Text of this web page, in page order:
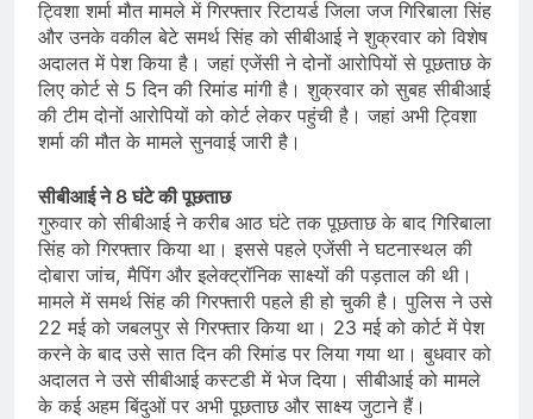
ट्विशा शर्मा मौत मामले में गिरफ्तार रिटायर्ड जिला जज गिरिबाला सिंह
और उनके वकील बेटे समर्थ सिंह को सीबीआई ने शुक्रवार को विशेष
अदालत में पेश किया है। जहां एजेंसी ने दोनों आरोपियों से पूछताछ के
लिए कोर्ट से 5 दिन की रिमांड मांगी है। शुक्रवार को सुबह सीबीआई
की टीम दोनों आरोपियों को कोर्ट लेकर पहुंची है। जहां अभी ट्विशा
शर्मा की मौत के मामले सुनवाई जारी है।
सीबीआई ने 8 घंटे की पूछताछ
गुरुवार को सीबीआई ने करीब आठ घंटे तक पूछताछ के बाद गिरिबाला
सिंह को गिरफ्तार किया था। इससे पहले एजेंसी ने घटनास्थल की
दोबारा जांच, मैपिंग और इलेक्ट्रॉनिक साक्ष्यों की पड़ताल की थी।
मामले में समर्थ सिंह की गिरफ्तारी पहले ही हो चुकी है। पुलिस ने उसे
22 मई को जबलपुर से गिरफ्तार किया था। 23 मई को कोर्ट में पेश
करने के बाद उसे सात दिन की रिमांड पर लिया गया था। बुधवार को
अदालत ने उसे सीबीआई कस्टडी में भेज दिया। सीबीआई को मामले
के कई अहम बिंदुओं पर अभी पूछताछ और साक्ष्य जुटाने हैं।